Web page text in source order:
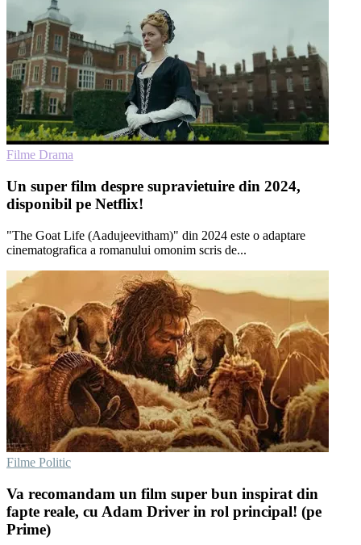
Filme Drama
Un super film despre supravietuire din 2024,
disponibil pe Netflix!
"The Goat Life (Aadujeevitham)" din 2024 este o adaptare
cinematografica a romanului omonim scris de...
Filme Politic
Va recomandam un film super bun inspirat din
fapte reale, cu Adam Driver in rol principal! (pe
Prime)